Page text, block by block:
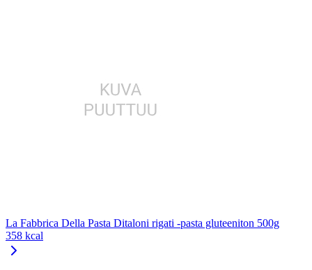
La Fabbrica Della Pasta Ditaloni rigati -pasta gluteeniton 500g
358 kcal